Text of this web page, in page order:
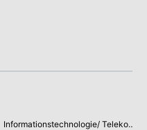
Informationstechnologie/ Telekommunikation: 11,08%